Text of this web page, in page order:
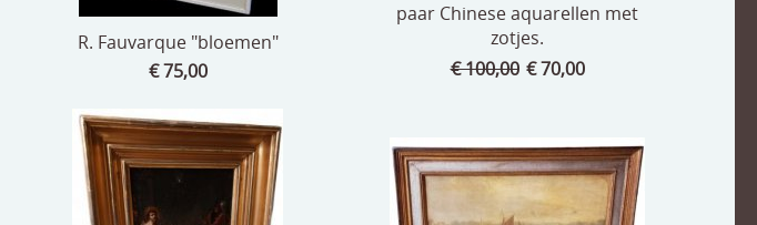
R. Fauvarque "bloemen"
€ 75,00
paar Chinese aquarellen met
zotjes.
€ 100,00 € 70,00